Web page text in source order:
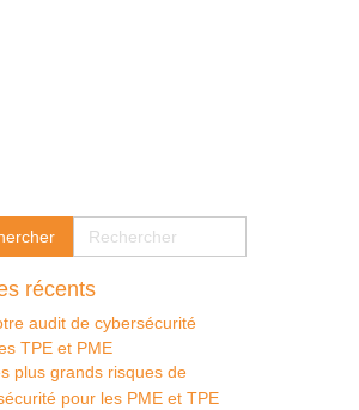
récents
audit de cybersécurité
TPE et PME
plus grands risques de
pour les PME et TPE